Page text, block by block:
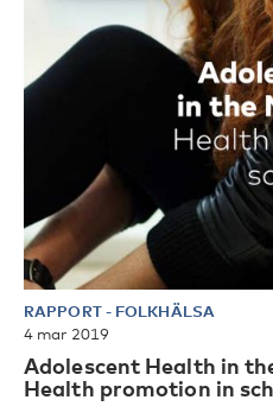
RAPPORT- FOLKHÄLSA
4 mar 2019
Adolescent Health in
Health promotion in